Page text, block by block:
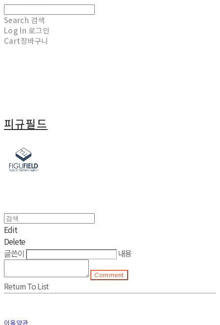
Search 검색
Log In 로그인
Cart장바구니
피규필드
Edit
Delete
글쓴이
내용
Comment
Return To List
이용약관